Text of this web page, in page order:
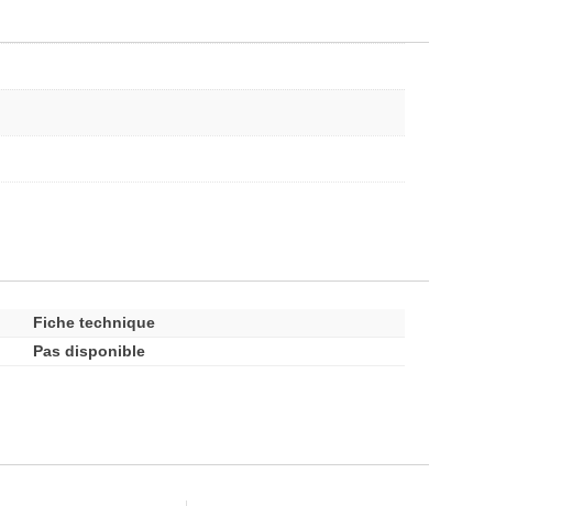
Fiche technique
Pas disponible